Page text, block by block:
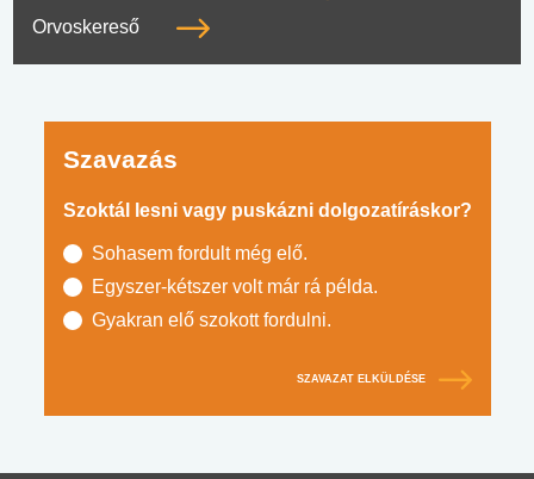
Orvoskereső
Szavazás
Szoktál lesni vagy puskázni dolgozatíráskor?
Sohasem fordult még elő.
Egyszer-kétszer volt már rá példa.
Gyakran elő szokott fordulni.
SZAVAZAT ELKÜLDÉSE